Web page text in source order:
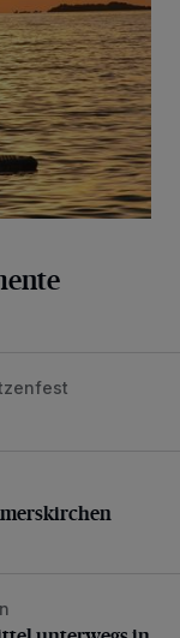
starten
unterwegs in